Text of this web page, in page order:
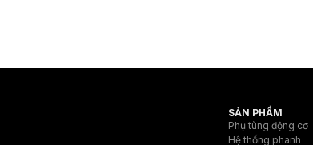
SẢN PHẨM
Phụ tùng động cơ
Hệ thống phanh